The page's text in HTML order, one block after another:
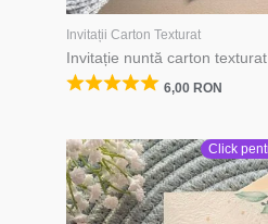
Invitații Carton Texturat
Invitație nuntă carton
6,00 RON
Click